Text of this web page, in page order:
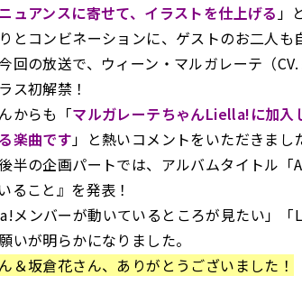
ュアンスに寄せて、イラストを仕上げる 」
とコンビネーションに、ゲストのお二人も
回の放送で、ウィーン・マルガレーテ（
ス初解禁！
からも「マルガレーテちゃんLiella!に加入
楽曲です 」と熱いコメントをいただきまし
半の企画パートでは、アルバムタイトル「
ること』を発表！
メンバーが動いているところが見たい」「
いが明らかになりました。
＆坂倉花さん、ありがとうございました！